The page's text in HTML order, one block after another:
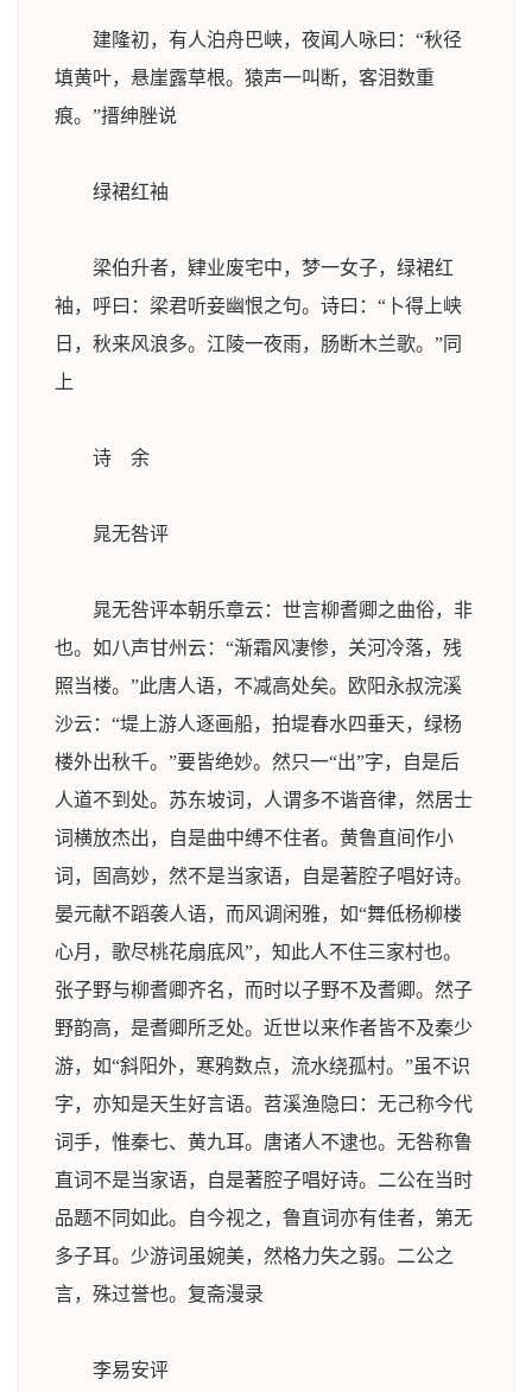
建隆初，有人泊舟巴峡，夜闻人咏曰：“秋径
填黄叶，悬崖露草根。猿声一叫断，客泪数重
痕。”搢绅脞说
绿裙红袖
梁伯升者，肄业废宅中，梦一女子，绿裙红
袖，呼曰：梁君听妾幽恨之句。诗曰：“卜得上峡
日，秋来风浪多。江陵一夜雨，肠断木兰歌。”同
上
诗 余
晁无咎评
晁无咎评本朝乐章云：世言柳耆卿之曲俗，非
也。如八声甘州云：“渐霜风凄惨，关河冷落，残
照当楼。”此唐人语，不减高处矣。欧阳永叔浣溪
沙云：“堤上游人逐画船，拍堤春水四垂天，绿杨
楼外出秋千。”要皆绝妙。然只一“出”字，自是后
人道不到处。苏东坡词，人谓多不谐音律，然居士
词横放杰出，自是曲中缚不住者。黄鲁直间作小
词，固高妙，然不是当家语，自是著腔子唱好诗。
晏元献不蹈袭人语，而风调闲雅，如“舞低杨柳楼
心月，歌尽桃花扇底风”，知此人不住三家村也。
张子野与柳耆卿齐名，而时以子野不及耆卿。然子
野韵高，是耆卿所乏处。近世以来作者皆不及秦少
游，如“斜阳外，寒鸦数点，流水绕孤村。”虽不识
字，亦知是天生好言语。苕溪渔隐曰：无己称今代
词手，惟秦七、黄九耳。唐诸人不逮也。无咎称鲁
直词不是当家语，自是著腔子唱好诗。二公在当时
品题不同如此。自今视之，鲁直词亦有佳者，第无
多子耳。少游词虽婉美，然格力失之弱。二公之
言，殊过誉也。 复斋漫录
李易安评